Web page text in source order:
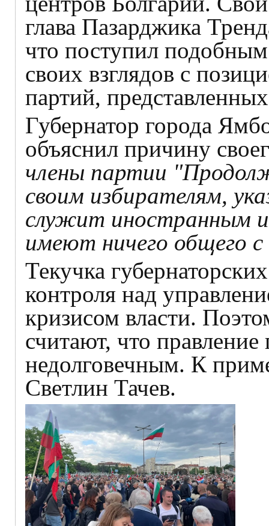
глава Пазарджика
что поступил
своих взглядов с
партий,
Губернатор города
объяснил причину
члены партии
своим избирателям,
служит иностранным
имеют ничего общего с
Текучка
контроля над
кризисом власти.
считают, что правление
недолговечным. К
Светлин Тачев.